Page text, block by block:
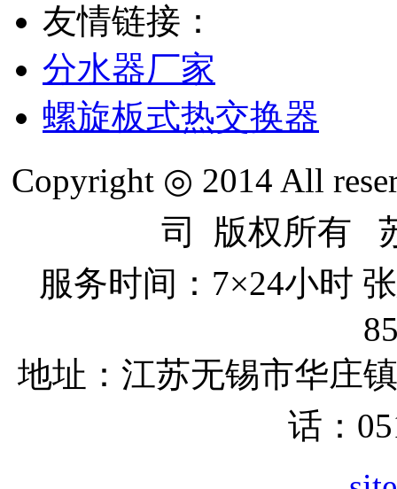
友情链接：
分水器厂家
螺旋板式热交换器
Copyright ◎ 2014 All
司 版权所有
服务时间：7×24小时
地址：江苏无锡市华庄
话：